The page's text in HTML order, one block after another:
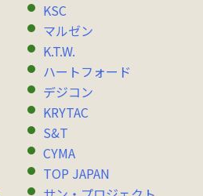
KSC
マルゼン
K.T.W.
ハートフォード
デジコン
KRYTAC
S&T
CYMA
TOP JAPAN